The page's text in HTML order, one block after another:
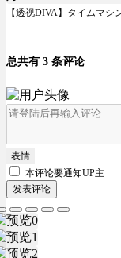
【透视DIVA】タイムマ
总共有 3 条评论
表情
本评论要通知UP主
发表评论